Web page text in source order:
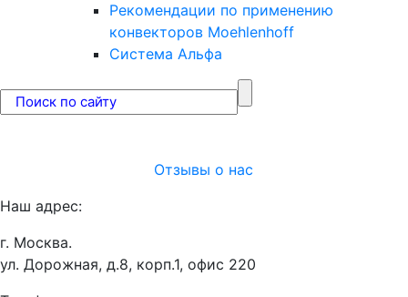
Рекомендации по применению
конвекторов Moehlenhoff
Система Альфа
Отзывы о нас
Наш адрес:
г. Москва.
ул. Дорожная, д.8, корп.1, офис 220